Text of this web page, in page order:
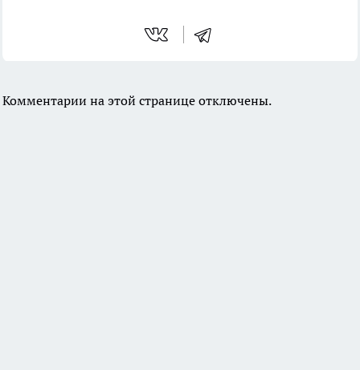
Комментарии на этой странице отключены.